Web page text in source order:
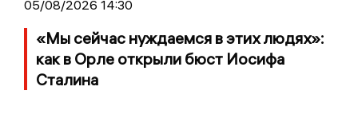
05/08/2026 14:30
«Мы сейчас нуждаемся в этих людях»:
как в Орле открыли бюст Иосифа
Сталина